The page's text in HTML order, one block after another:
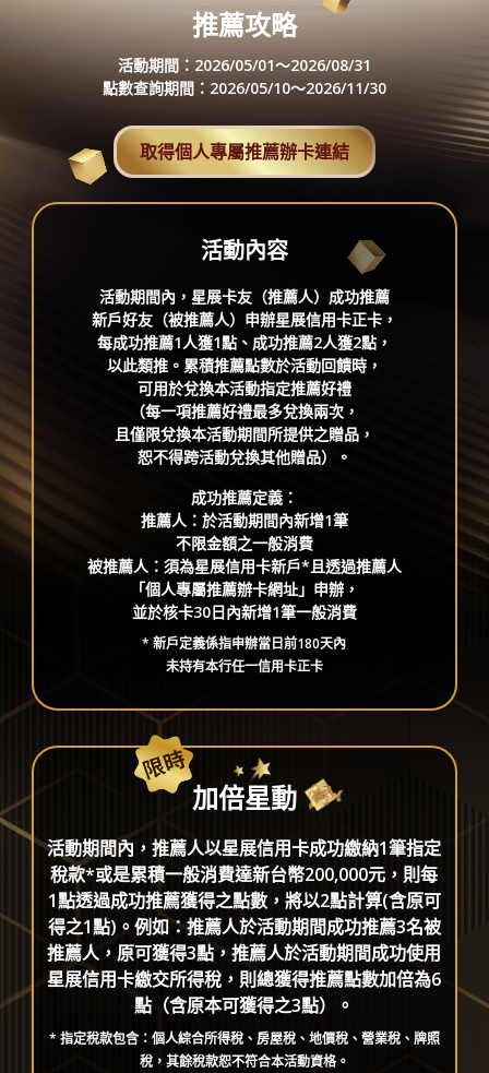
推薦攻略
活動期間： 2026/05/01～2026/08/31
點數查詢期間： 2026/05/10～2026/11/30
取得個人專屬推薦辦卡連結
活動內容
活動期間內，星展卡友（推薦人）成功推薦
新戶好友（被推薦人）申辦星展信用卡正卡，
每成功推薦1人獲1點、成功推薦2人獲2點，
以此類推。累積推薦點數於活動回饋時，
可用於兌換本活動指定推薦好禮
（每一項推薦好禮最多兌換兩次，
且僅限兌換本活動期間所提供之贈品，
恕不得跨活動兌換其他贈品）。
成功推薦定義：
推薦人：於活動期間內新增1筆
不限金額之一般消費
被推薦人：須為星展信用卡新戶*且透過推薦人
「個人專屬推薦辦卡網址」申辦，
並於核卡30日內新增1筆一般消費
* 新戶定義係指申辦當日前180天內
未持有本行任一信用卡正卡
加倍星動
活動期間內，推薦人以星展信用卡成功繳納1筆指定
稅款*或是累積一般消費達新台幣200,000元，則每
1點透過成功推薦獲得之點數，將以2點計算(含原可
得之1點)。例如：推薦人於活動期間成功推薦3名被
推薦人，原可獲得3點，推薦人於活動期間成功使用
星展信用卡繳交所得稅，則總獲得推薦點數加倍為6
點 （含原本可獲得之3點）。
* 指定稅款包含：個人綜合所得稅、房屋稅、地價稅、營業稅、牌照
稅，其餘稅款恕不符合本活動資格。